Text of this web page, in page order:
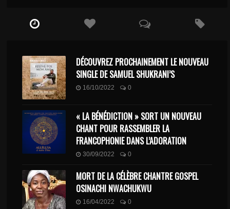
DÉCOUVREZ PROCHAINEMENT LE NOUVEAU
SINGLE DE SAMUEL SHUKRANI’S
16/10/2022 0
« LA BÉNÉDICTION » SORT UN NOUVEAU
CHANT POUR RASSEMBLER LA
FRANCOPHONIE DANS L’ADORATION
30/09/2022 0
MORT DE LA CÉLÈBRE CHANTRE GOSPEL
OSINACHI NWACHUKWU
16/04/2022 0